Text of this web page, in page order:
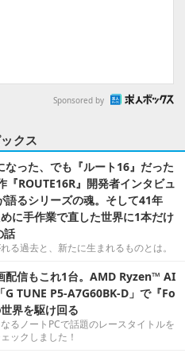
Sponsored by
ックス
なった、でも『ルート16』だった
ROUTE16R』開発者インタビュ
語るシリーズの魂。そして41年
に手作業で直した世界に1本だけ
話
る過去と、新たに生まれるものとは。
配信もこれ1台。AMD Ryzen™ AI
G TUNE P5-A7G60BK-D」で『Fo
界を駆け回る
るノートPCで話題のレースタイトルを
ックしました！